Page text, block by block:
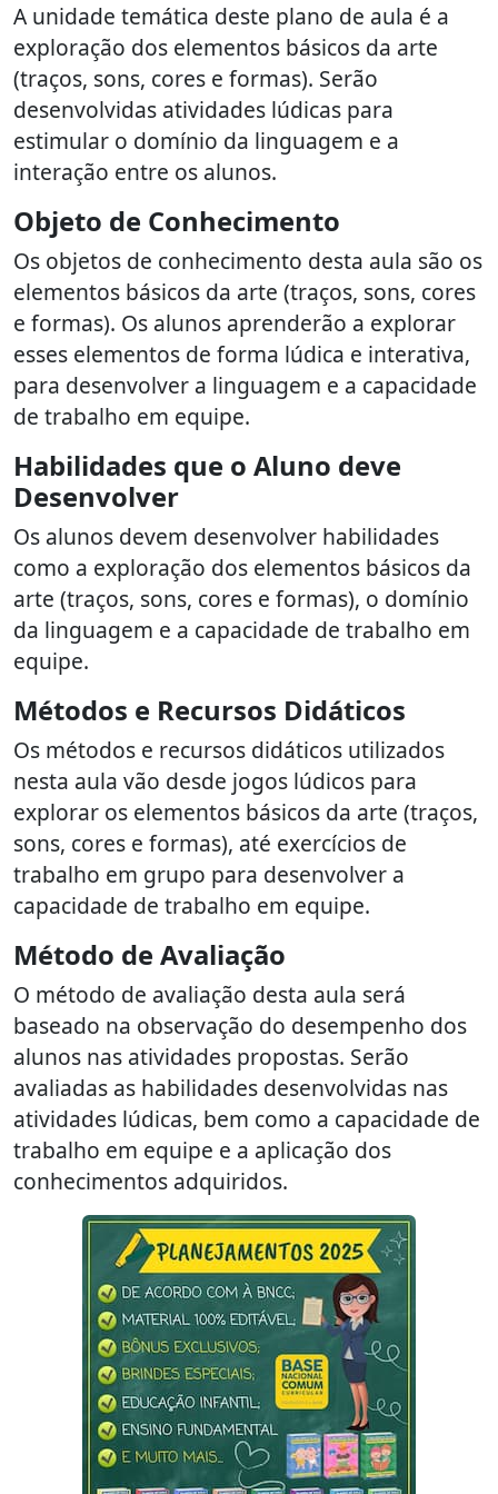
A unidade temática deste plano de aula é a
exploração dos elementos básicos da arte
(traços, sons, cores e formas). Serão
desenvolvidas atividades lúdicas para
estimular o domínio da linguagem e a
interação entre os alunos.
Objeto de Conhecimento
Os objetos de conhecimento desta aula são os
elementos básicos da arte (traços, sons, cores
e formas). Os alunos aprenderão a explorar
esses elementos de forma lúdica e interativa,
para desenvolver a linguagem e a capacidade
de trabalho em equipe.
Habilidades que o Aluno deve
Desenvolver
Os alunos devem desenvolver habilidades
como a exploração dos elementos básicos da
arte (traços, sons, cores e formas), o domínio
da linguagem e a capacidade de trabalho em
equipe.
Métodos e Recursos Didáticos
Os métodos e recursos didáticos utilizados
nesta aula vão desde jogos lúdicos para
explorar os elementos básicos da arte (traços,
sons, cores e formas), até exercícios de
trabalho em grupo para desenvolver a
capacidade de trabalho em equipe.
Método de Avaliação
O método de avaliação desta aula será
baseado na observação do desempenho dos
alunos nas atividades propostas. Serão
avaliadas as habilidades desenvolvidas nas
atividades lúdicas, bem como a capacidade de
trabalho em equipe e a aplicação dos
conhecimentos adquiridos.